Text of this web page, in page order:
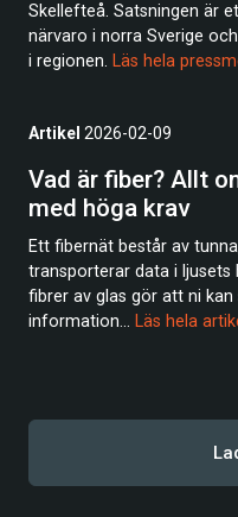
Skellefteå. Satsningen är
närvaro i norra Sverige
i regionen. Läs hela
Artikel 2026-02-09
Vad är fiber? Allt
med höga krav
Ett fibernät består av
transporterar data i ljusets
fibrer av glas gör att ni
information... Läs hela